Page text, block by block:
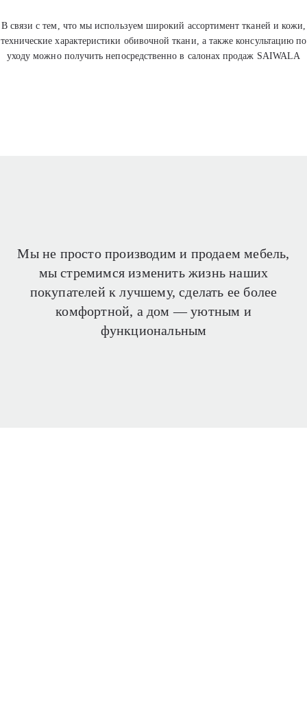
В связи с тем, что мы используем широкий ассортимент тканей и кожи,
технические характеристики обивочной ткани, а также консультацию по
уходу можно получить непосредственно в салонах продаж SAIWALA
Мы не просто производим и продаем мебель,
мы стремимся изменить жизнь наших
покупателей к лучшему, сделать ее более
комфортной, а дом —уютным и
функциональным